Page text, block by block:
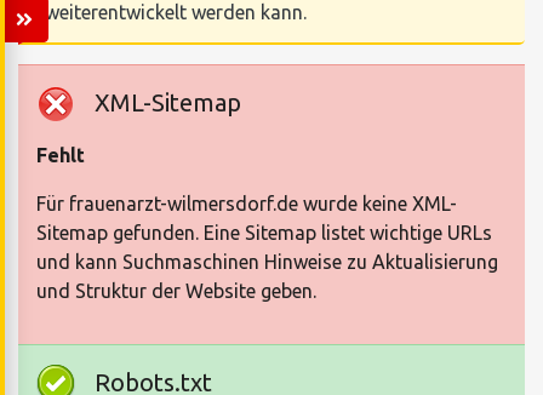
weiterentwickelt werden kann.
XML-Sitemap
Fehlt
Für frauenarzt-wilmersdorf.de wurde keine XML-
Sitemap gefunden. Eine Sitemap listet wichtige URLs
und kann Suchmaschinen Hinweise zu Aktualisierung
und Struktur der Website geben.
Robots.txt